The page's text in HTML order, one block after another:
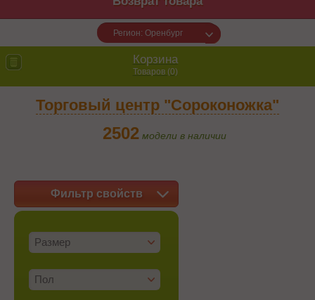
Регион: Оренбург
Корзина
Товаров (0)
Торговый центр "Сороконожка"
2502 модели в наличии
Фильтр свойств
Размер
Пол